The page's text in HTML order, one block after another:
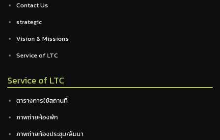
Contact Us
strategic
Vision & Missions
Service of LTC
Service of LTC
ตารางการใช้สถานที่
ภาพถ่ายห้องพัก
ภาพถ่ายห้องประชุม/สัมนา